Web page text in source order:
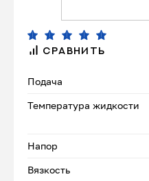
СРАВНИТЬ
Подача
Температура жидкости
Напор
Вязкость